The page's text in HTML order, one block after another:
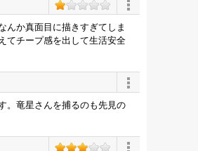
んか真面目に描きすぎてしま
てチープ感を出して生活安全
。竜星さんを捕るのも先見の